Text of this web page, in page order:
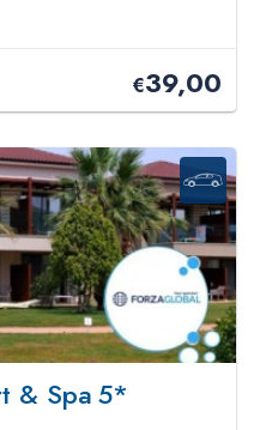
€39,00
& Spa5*